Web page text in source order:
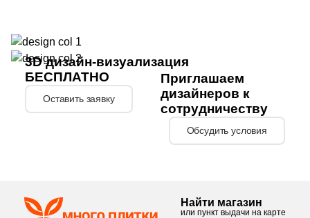
3D дизайн-визуализация
БЕСПЛАТНО
Оставить заявку
Приглашаем
дизайнеров к
сотрудничеству
Обсудить условия
Найти магазин
или пункт выдачи на карте